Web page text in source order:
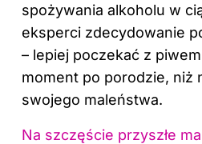
spożywania alkoholu w
eksperci zdecydowanie
– lepiej poczekać z
moment po porodzie, niż
swojego maleństwa.
Na szczęście przyszłe